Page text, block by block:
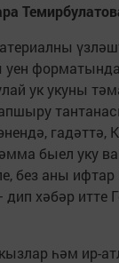
уен
ук укуны
гадәттә,
быел уку
без аны
хәбәр итте
һәм ир-